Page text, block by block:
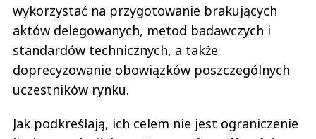
wykorzystać na przygotowanie brakujących
aktów delegowanych, metod badawczych i
standardów technicznych, a także
doprecyzowanie obowiązków poszczególnych
uczestników rynku.
Jak podkreślają, ich celem nie jest ograniczenie